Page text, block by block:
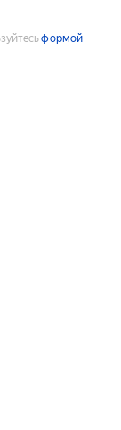
формой